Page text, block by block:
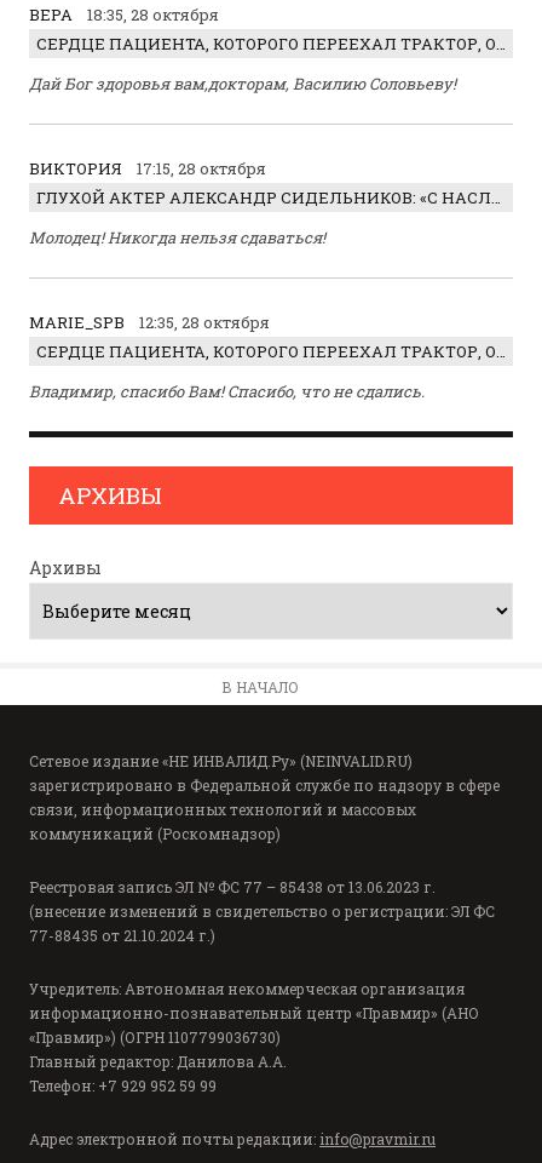
ВЕРА
18:35, 28 октября
СЕРДЦЕ ПАЦИЕНТА, КОТОРОГО ПЕРЕЕХАЛ ТРАКТОР, ОБНАРУЖИЛИ… В ЖИВОТЕ
Дай Бог здоровья вам,докторам, Василию Соловьеву!
ВИКТОРИЯ
17:15, 28 октября
ГЛУХОЙ АКТЕР АЛЕКСАНДР СИДЕЛЬНИКОВ: «С НАСЛАЖДЕНИЕМ ИГРАЛ ОТРИЦАТЕЛЬНОГО ГЕРОЯ!»
Молодец! Никогда нельзя сдаваться!
MARIE_SPB
12:35, 28 октября
СЕРДЦЕ ПАЦИЕНТА, КОТОРОГО ПЕРЕЕХАЛ ТРАКТОР, ОБНАРУЖИЛИ… В ЖИВОТЕ
Владимир, спасибо Вам! Спасибо, что не сдались.
АРХИВЫ
Архивы
В НАЧАЛО
Сетевое издание «НЕ ИНВАЛИД.Ру» (NEINVALID.RU)
зарегистрировано в Федеральной службе по надзору в сфере
связи, информационных технологий и массовых
коммуникаций (Роскомнадзор)
Реестровая запись ЭЛ № ФС 77 – 85438 от 13.06.2023 г.
(внесение изменений в свидетельство о регистрации: ЭЛ ФС
77-88435 от 21.10.2024 г.)
Учредитель: Автономная некоммерческая организация
информационно-познавательный центр «Правмир» (АНО
«Правмир») (ОГРН 1107799036730)
Главный редактор: Данилова А.А.
Телефон: +7 929 952 59 99
Адрес электронной почты редакции: info@pravmir.ru